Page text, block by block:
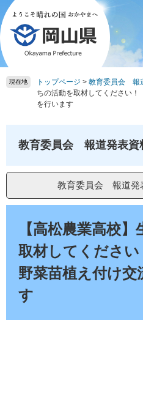
ペ
ー
ジ
の
先
頭
メ
ニ
ュ
ー
を
飛
現在地 トップページ > 教育委員会 報
ちの活動を取材してください！
を行います
教育委員会 報道発表資
教育委員会 報道発
【高松農業高校
取材してくださ
野菜苗植え付け交
す